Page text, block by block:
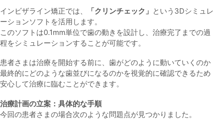
インビザライン矯正では、 「クリンチェック」 という3Dシミュレ
ーションソフトを活用します。
このソフトは0.1mm単位で歯の動きを設計し、治療完了までの過
程をシミュレーションすることが可能です。
患者さまは治療を開始する前に、歯がどのように動いていくのか
最終的にどのような歯並びになるのかを視覚的に確認できるため
安心して治療に臨むことができます。
治療計画の立案：具体的な手順
今回の患者さまの場合次のような問題点が見つかりました。